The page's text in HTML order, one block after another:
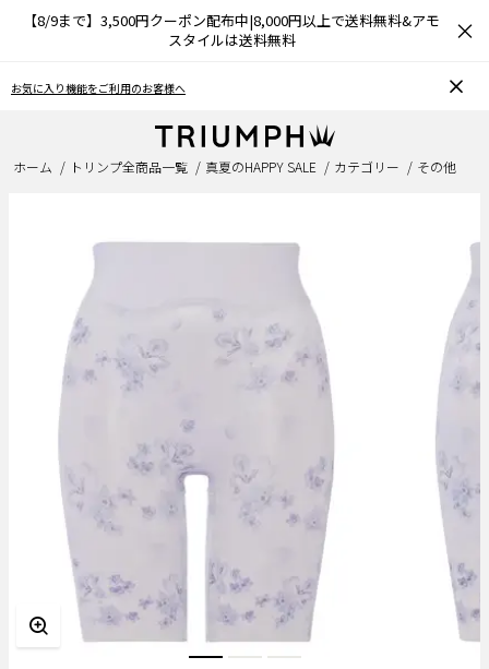
【8/9まで】3,500円クーポン配布中|8,000円以上で送料無料&アモ
スタイルは送料無料
×
おうちで簡単♪ブラサイズの測り方、選び方
ホーム トリンプ全商品一覧 真夏のHAPPY SALE カテゴリー その他